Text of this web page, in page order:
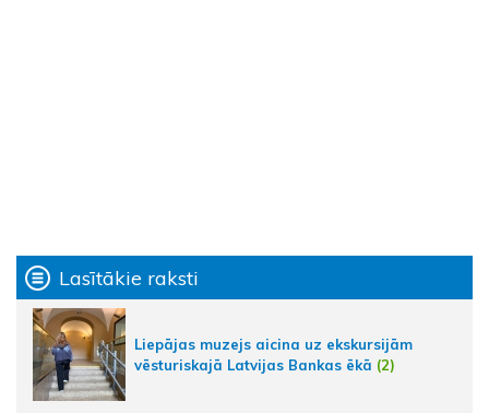
Lasītākie raksti
Liepājas muzejs aicina uz ekskursijām
vēsturiskajā Latvijas Bankas ēkā (2)